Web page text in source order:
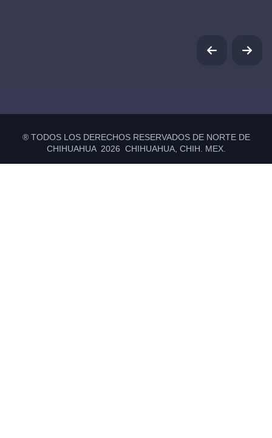
® TODOS LOS DERECHOS RESERVADOS DE NORTE DE
CHIHUAHUA 2026 CHIHUAHUA, CHIH. MEX.